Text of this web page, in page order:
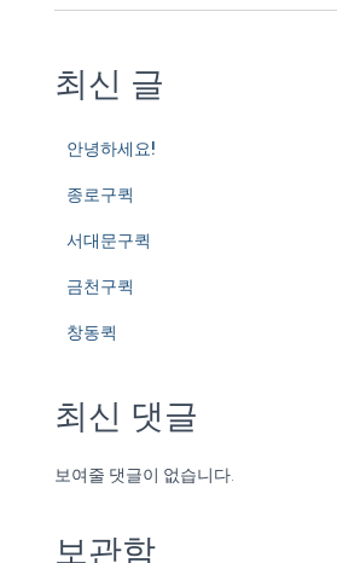
최신 글
안녕하세요!
종로구퀵
서대문구퀵
금천구퀵
창동퀵
최신 댓글
보여줄 댓글이 없습니다.
보관함